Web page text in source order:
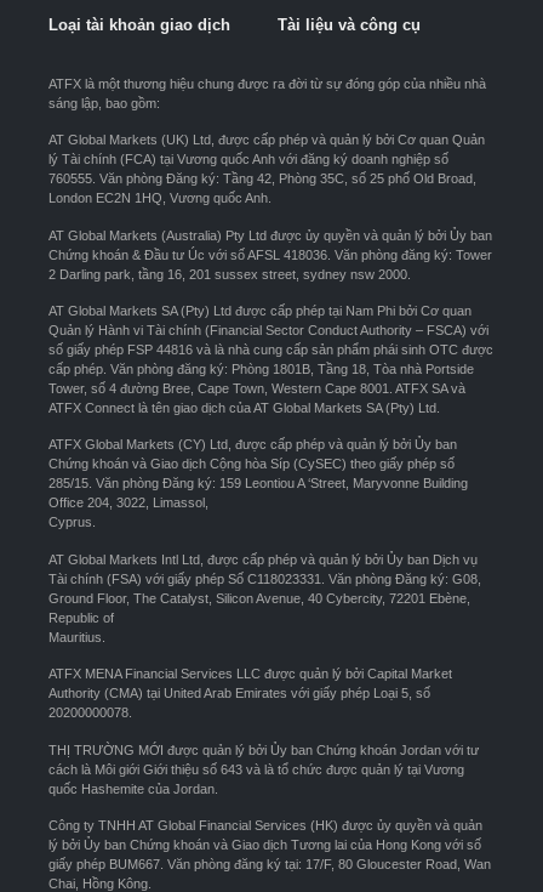
Loại tài khoản giao dịch Tài liệu và công cụ
ATFX là một thương hiệu chung được ra đời từ sự đóng góp của nhiều nhà
sáng lập, bao gồm:
AT Global Markets (UK) Ltd, được cấp phép và quản lý bởi Cơ quan Quản
lý Tài chính (FCA) tại Vương quốc Anh với đăng ký doanh nghiệp số
760555. Văn phòng Đăng ký: Tầng 42, Phòng 35C, số 25 phố Old Broad,
London EC2N 1HQ, Vương quốc Anh.
AT Global Markets (Australia) Pty Ltd được ủy quyền và quản lý bởi Ủy ban
Chứng khoán & Đầu tư Úc với số AFSL 418036. Văn phòng đăng ký: Tower
2 Darling park, tầng 16, 201 sussex street, sydney nsw 2000.
AT Global Markets SA (Pty) Ltd được cấp phép tại Nam Phi bởi Cơ quan
Quản lý Hành vi Tài chính (Financial Sector Conduct Authority – FSCA) với
số giấy phép FSP 44816 và là nhà cung cấp sản phẩm phái sinh OTC được
cấp phép. Văn phòng đăng ký: Phòng 1801B, Tầng 18, Tòa nhà Portside
Tower, số 4 đường Bree, Cape Town, Western Cape 8001. ATFX SA và
ATFX Connect là tên giao dịch của AT Global Markets SA (Pty) Ltd.
ATFX Global Markets (CY) Ltd, được cấp phép và quản lý bởi Ủy ban
Chứng khoán và Giao dịch Cộng hòa Síp (CySEC) theo giấy phép số
285/15. Văn phòng Đăng ký: 159 Leontiou A ‘Street, Maryvonne Building
Office 204, 3022, Limassol,
Cyprus.
AT Global Markets Intl Ltd, được cấp phép và quản lý bởi Ủy ban Dịch vụ
Tài chính (FSA) với giấy phép Số C118023331. Văn phòng Đăng ký: G08,
Ground Floor, The Catalyst, Silicon Avenue, 40 Cybercity, 72201 Ebène,
Republic of
Mauritius.
ATFX MENA Financial Services LLC được quản lý bởi Capital Market
Authority (CMA) tại United Arab Emirates với giấy phép Loại 5, số
20200000078.
THỊ TRƯỜNG MỚI được quản lý bởi Ủy ban Chứng khoán Jordan với tư
cách là Môi giới Giới thiệu số 643 và là tổ chức được quản lý tại Vương
quốc Hashemite của Jordan.
Công ty TNHH AT Global Financial Services (HK) được ủy quyền và quản
lý bởi Ủy ban Chứng khoán và Giao dịch Tương lai của Hong Kong với số
giấy phép BUM667. Văn phòng đăng ký tại: 17/F, 80 Gloucester Road, Wan
Chai, Hồng Kông.